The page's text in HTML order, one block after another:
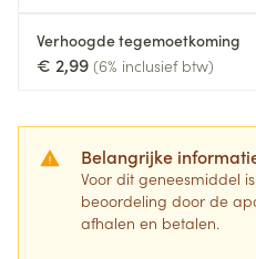
Verhoogde tegemoetkoming
€ 2,99 (6% inclusief btw)
Belangrijke
Voor dit geneesmiddel
beoordeling door de
afhalen en betalen.